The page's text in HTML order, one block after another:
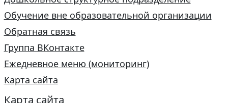
Обучение вне образовательной организации
Обратная связь
Группа ВКонтакте
Ежедневное меню (мониторинг)
Карта сайта
Карта сайта